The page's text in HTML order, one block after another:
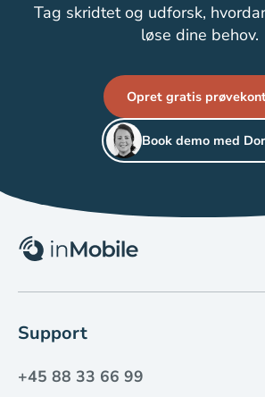
Tag skridtet og udforsk,
løse dine behov.
Opret gratis
Book demo med
Support
+45 88 33 66 99